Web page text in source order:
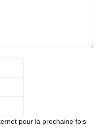
pour la prochaine fois